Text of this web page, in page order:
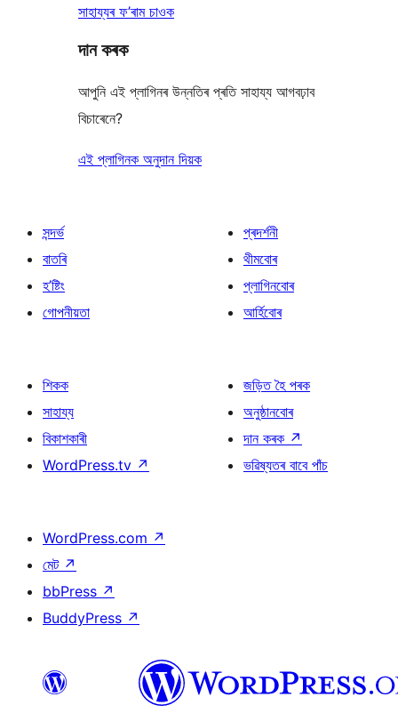
সাহায্যৰ ফ’ৰাম চাওক
দান কৰক
আপুনি এই প্লাগিনৰ উন্নতিৰ প্ৰতি সাহায্য আগবঢ়াব
বিচাৰেনে?
এই প্লাগিনক অনুদান দিয়ক
সন্দৰ্ভ
বাতৰি
হ’ষ্টিং
গোপনীয়তা
প্ৰদৰ্শনী
থীমবোৰ
প্লাগিনবোৰ
আৰ্হিবোৰ
শিকক
সাহায্য
বিকাশকাৰী
WordPress.tv ↗
জড়িত হৈ পৰক
অনুষ্ঠানবোৰ
দান কৰক ↗
ভৱিষ্যতৰ বাবে পাঁচ
WordPress.com ↗
মেট ↗
bbPress ↗
BuddyPress ↗